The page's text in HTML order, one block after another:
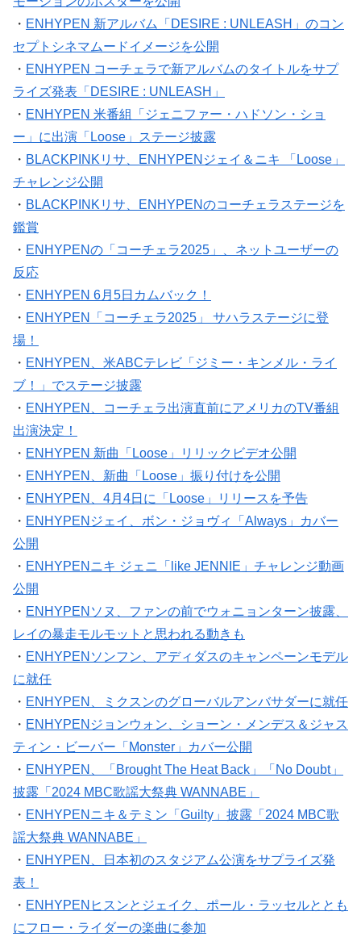
モーションのポスターを公開
ENHYPEN 新アルバム「DESIRE : UNLEASH」のコン
セプトシネマムードイメージを公開
ENHYPEN コーチェラで新アルバムのタイトルをサプ
ライズ発表「DESIRE : UNLEASH」
ENHYPEN 米番組「ジェニファー・ハドソン・ショ
ー」に出演「Loose」ステージ披露
BLACKPINKリサ、ENHYPENジェイ＆ニキ 「Loose」
チャレンジ公開
BLACKPINKリサ、ENHYPENのコーチェラステージを
鑑賞
ENHYPENの「コーチェラ2025」、ネットユーザーの
反応
ENHYPEN 6月5日カムバック！
ENHYPEN「コーチェラ2025」 サハラステージに登
場！
ENHYPEN、米ABCテレビ「ジミー・キンメル・ライ
ブ！」でステージ披露
ENHYPEN、コーチェラ出演直前にアメリカのTV番組
出演決定！
ENHYPEN 新曲「Loose」リリックビデオ公開
ENHYPEN、新曲「Loose」振り付けを公開
ENHYPEN、4月4日に「Loose」リリースを予告
ENHYPENジェイ、ボン・ジョヴィ「Always」カバー
公開
ENHYPENニキ ジェニ「like JENNIE」チャレンジ動画
公開
ENHYPENソヌ、ファンの前でウォニョンターン披露、
レイの暴走モルモットと思われる動きも
ENHYPENソンフン、アディダスのキャンペーンモデル
に就任
ENHYPEN、ミクスンのグローバルアンバサダーに就任
ENHYPENジョンウォン、ショーン・メンデス＆ジャス
ティン・ビーバー「Monster」カバー公開
ENHYPEN、「Brought The Heat Back」「No Doubt」
披露「2024 MBC歌謡大祭典 WANNABE」
ENHYPENニキ＆テミン「Guilty」披露「2024 MBC歌
謡大祭典 WANNABE」
ENHYPEN、日本初のスタジアム公演をサプライズ発
表！
ENHYPENヒスンとジェイク、ポール・ラッセルととも
にフロー・ライダーの楽曲に参加